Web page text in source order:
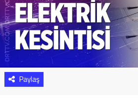
Paylaş
Sağlık
Yazarlar
Resmi İlan
Resmi Reklam